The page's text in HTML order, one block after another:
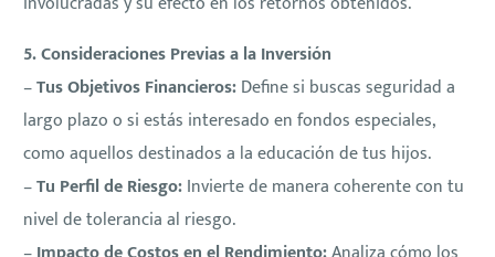
5. Consideraciones Previas a la Inversión
–Tus Objetivos Financieros:Define si buscas seguridad a
largo plazo o si estás interesado en fondos especiales,
como aquellos destinados a la educación de tus hijos.
–Tu Perfil de Riesgo:Invierte de manera coherente con tu
nivel de tolerancia al riesgo.